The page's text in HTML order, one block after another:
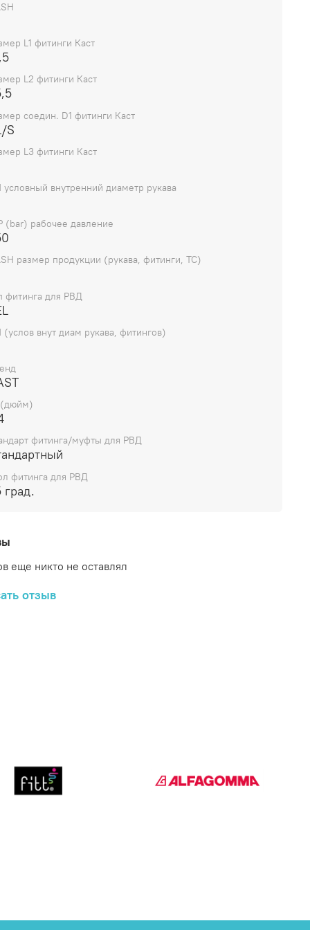
L1 фитинги Каст
L2 фитинги Каст
соедин. D1 фитинги Каст
S
L3 фитинги Каст
условный внутренний диаметр рукава
(bar) рабочее давление
размер продукции (рукава, фитинги, TC)
фитинга для РВД
(услов внут диам рукава, фитингов)
фитинга/муфты для РВД
фитинга для РВД
град.
еще никто не оставлял
отзыв